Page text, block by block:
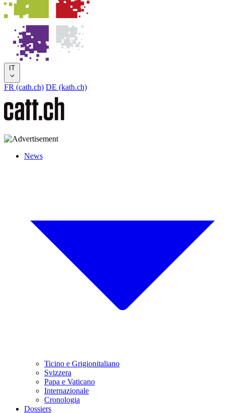
IT
FR (cath.ch) DE (kath.ch)
News
Ticino e Grigionitaliano
Svizzera
Papa e Vaticano
Internazionale
Cronologia
Dossiers